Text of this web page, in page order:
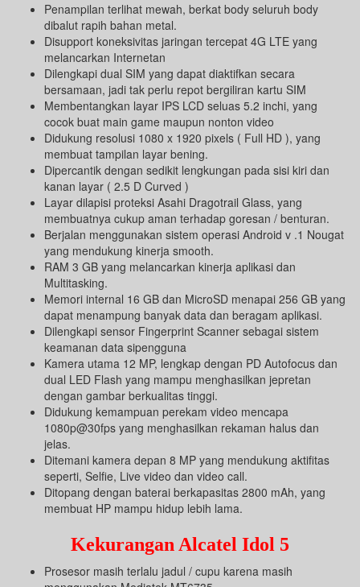
Penampilan terlihat mewah, berkat body seluruh body
dibalut rapih bahan metal.
Disupport koneksivitas jaringan tercepat 4G LTE yang
melancarkan Internetan
Dilengkapi dual SIM yang dapat diaktifkan secara
bersamaan, jadi tak perlu repot bergiliran kartu SIM
Membentangkan layar IPS LCD seluas 5.2 inchi, yang
cocok buat main game maupun nonton video
Didukung resolusi 1080 x 1920 pixels ( Full HD ), yang
membuat tampilan layar bening.
Dipercantik dengan sedikit lengkungan pada sisi kiri dan
kanan layar ( 2.5 D Curved )
Layar dilapisi proteksi Asahi Dragotrail Glass, yang
membuatnya cukup aman terhadap goresan / benturan.
Berjalan menggunakan sistem operasi Android v .1 Nougat
yang mendukung kinerja smooth.
RAM 3 GB yang melancarkan kinerja aplikasi dan
Multitasking.
Memori internal 16 GB dan MicroSD menapai 256 GB yang
dapat menampung banyak data dan beragam aplikasi.
Dilengkapi sensor Fingerprint Scanner sebagai sistem
keamanan data sipengguna
Kamera utama 12 MP, lengkap dengan PD Autofocus dan
dual LED Flash yang mampu menghasilkan jepretan
dengan gambar berkualitas tinggi.
Didukung kemampuan perekam video mencapa
1080p@30fps yang menghasilkan rekaman halus dan
jelas.
Ditemani kamera depan 8 MP yang mendukung aktifitas
seperti, Selfie, Live video dan video call.
Ditopang dengan baterai berkapasitas 2800 mAh, yang
membuat HP mampu hidup lebih lama.
Kekurangan Alcatel Idol 5
Prosesor masih terlalu jadul / cupu karena masih